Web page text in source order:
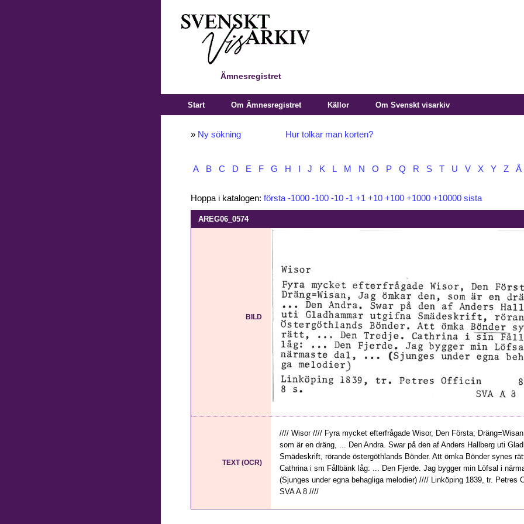
Ämnesregistret
Start Om Ämnesregistret Källor Om Svenskt visarkiv
» Ny sökning Hur tolkar man korten?
A B C D E F G H J K L M N O P Q R S T U V X Y Z Å
Hoppa i katalogen: första -1000 -100 -10 -1 +1 +10 +100 +1000 +10000 sista
AREG06_0574
BILD
TEXT (OCR)
//// Wisor //// Fyra mycket efterfrågade Wisor, Den Första;
som är en dräng, ... Den Andra. Swar på den af Anders Hallberg uti
Smädeskrift, rörande östergöthlands Bönder. Att ömka Bönder synes
Cathrina i sm Fållbänk låg: ... Den Fjerde. Jag bygger min Löfsal i
(Sjunges under egna behagliga melodier) //// Linköping 1839, tr. Petres
SVA A 8 ////